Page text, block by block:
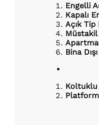
Engelli
Kapalı
Açık
Müstakil
Bina
Koltuklu